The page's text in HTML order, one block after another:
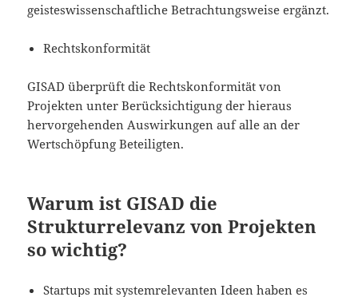
geisteswissenschaftliche Betrachtungsweise ergänzt.
Rechtskonformität
GISAD überprüft die Rechtskonformität von
Projekten unter Berücksichtigung der hieraus
hervorgehenden Auswirkungen auf alle an der
Wertschöpfung Beteiligten.
Warum ist GISAD die
Strukturrelevanz von Projekten
so wichtig?
Startups mit systemrelevanten Ideen haben es